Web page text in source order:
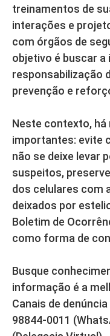
treinamentos de
interações e
com órgãos de
objetivo é buscar
responsabilização
prevenção e
Neste contexto,
importantes: evite
não se deixe levar
suspeitos,
dos celulares com
deixados por
Boletim de
como forma de
Busque
informação é a
Canais de
98844-0011